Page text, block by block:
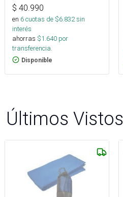
$ 40.990
en 6cuotas de $6.832sin
interés
ahorras $1.640 por
transferencia.
Disponible
Últimos Vistos